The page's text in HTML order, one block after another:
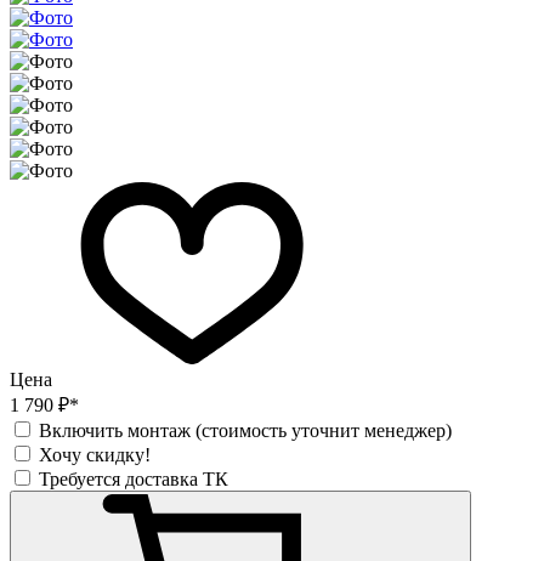
Цена
1 790 ₽*
Включить монтаж (стоимость уточнит менеджер)
Хочу скидку!
Требуется доставка ТК